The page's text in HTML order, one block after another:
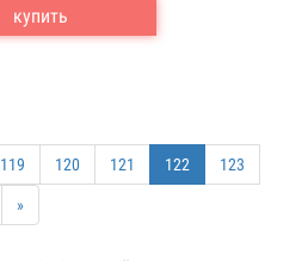
купить
119 120 121 122 123
»